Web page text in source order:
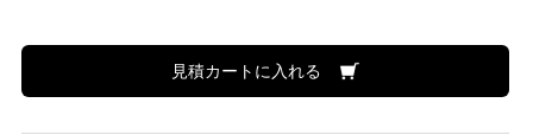
見積カートに入れる